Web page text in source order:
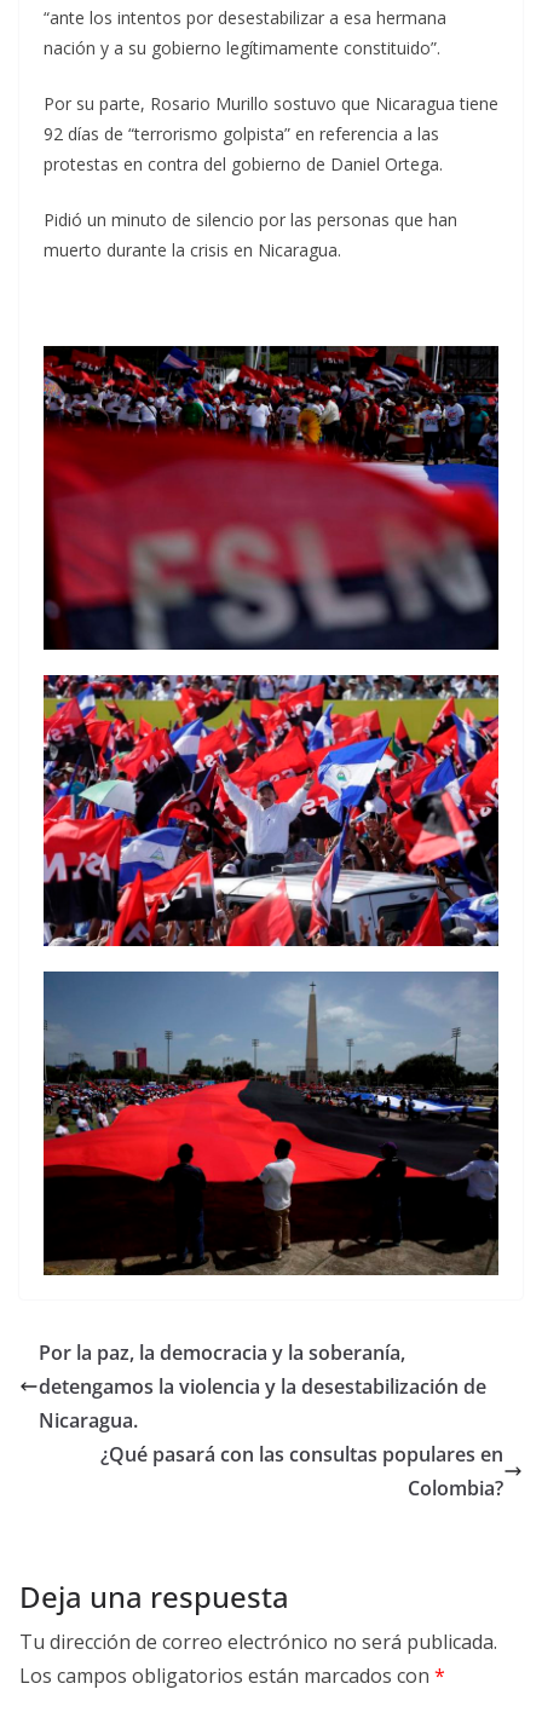
“ante los intentos por desestabilizar a esa hermana
nación y a su gobierno legítimamente constituido”.
Por su parte, Rosario Murillo sostuvo que Nicaragua tiene
92 días de “terrorismo golpista” en referencia a las
protestas en contra del gobierno de Daniel Ortega.
Pidió un minuto de silencio por las personas que han
muerto durante la crisis en Nicaragua.
Por la paz, la democracia y la soberanía,
detengamos la violencia y la desestabilización de
Nicaragua.
¿Qué pasará con las consultas populares en
Colombia?
Deja una respuesta
Tu dirección de correo electrónico no será publicada.
Los campos obligatorios están marcados con *